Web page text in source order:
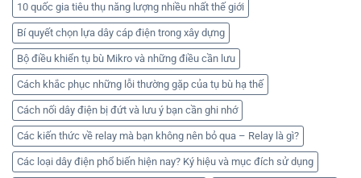
10 quốc gia tiêu thụ năng lượng nhiều nhất thế giới
Bí quyết chọn lựa dây cáp điện trong xây dựng
Bộ điều khiển tụ bù Mikro và những điều cần lưu
Cách khắc phục những lỗi thường gặp của tụ bù hạ thế
Cách nối dây điện bị đứt và lưu ý bạn cần ghi nhớ
Các kiến thức về relay mà bạn không nên bỏ qua – Relay là gì?
Các loại dây điện phổ biến hiện nay? Ký hiệu và mục đích sử dụng